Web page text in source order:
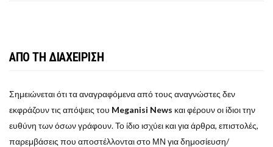
ΑΠΟ ΤΗ ΔΙΑΧΕΙΡΙΣΗ
Σημειώνεται ότι τα αναγραφόμενα από τους αναγνώστες δεν
εκφράζουν τις απόψεις του Meganisi News και φέρουν οι ίδιοι την
ευθύνη των όσων γράφουν. Το ίδιο ισχύει και για άρθρα, επιστολές,
παρεμβάσεις που αποστέλλονται στο ΜΝ για δημοσίευση/